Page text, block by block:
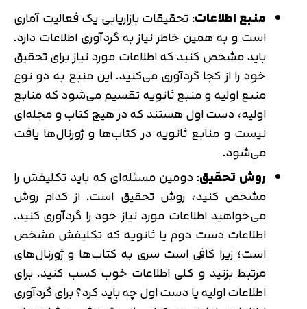
منبع اطلاعات: تحقیقات بازاریابی یک فعالیت آماری
است و به همین خاطر نیاز به گردآوری اطلاعات دارد.
باید مشخص کنید که اطلاعات مورد نیاز برای تحقیق
خود را از کجا گردآوری می‌کنید. این منبع به دو نوع
منبع اولیه و منبع ثانویه تقسیم می‌شود که منابع
اولیه، دست اول هستند که در هیچ کتاب و مجله‌ای
نیست و منابع ثانویه در کتاب‌ها و ژورنال‌ها یافت
می‌شود.
روش تحقیق: دومین مسئله‌ای که باید تکلیفش را
مشخص کنید، روش تحقیق است. از کدام روش
می‌خواهید اطلاعات مورد نیاز خود را گردآوری کنید.
اطلاعات دست دوم یا ثانویه که تکلیفش مشخص
است؛ زیرا کافی است سری به کتاب‌ها و ژورنال‌های
مرتبط بزنید و کلی اطلاعات خوب کسب کنید. برای
اطلاعات اولیه یا دست اول چه باید کرد؟ برای گردآوری